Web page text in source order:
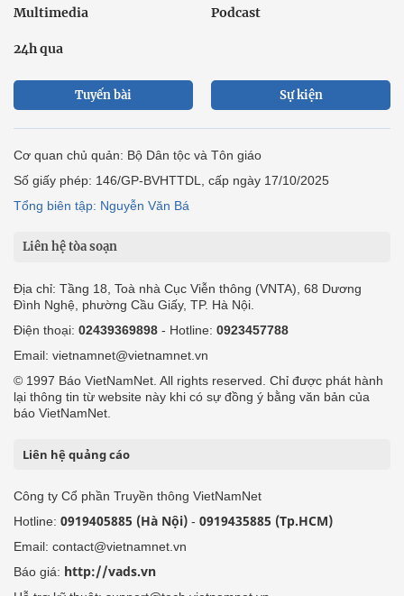
Multimedia Podcast
24h qua
Tuyến bài Sự kiện
Cơ quan chủ quản: Bộ Dân tộc và Tôn giáo
Số giấy phép: 146/GP-BVHTTDL, cấp ngày 17/10/2025
Tổng biên tập: Nguyễn Văn Bá
Liên hệ tòa soạn
Địa chỉ: Tầng 18, Toà nhà Cục Viễn thông (VNTA), 68 Dương
Đình Nghệ, phường Cầu Giấy, TP. Hà Nội.
Điện thoại: 02439369898 - Hotline: 0923457788
Email: vietnamnet@vietnamnet.vn
© 1997 Báo VietNamNet. All rights reserved. Chỉ được phát hành
lại thông tin từ website này khi có sự đồng ý bằng văn bản của
báo VietNamNet.
Liên hệ quảng cáo
Công ty Cổ phần Truyền thông VietNamNet
Hotline: 0919405885 (Hà Nội) - 0919435885 (Tp.HCM)
Email: contact@vietnamnet.vn
Báo giá: http://vads.vn